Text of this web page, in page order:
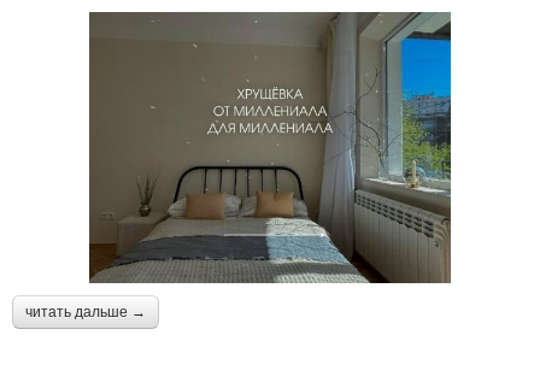
читать дальше →